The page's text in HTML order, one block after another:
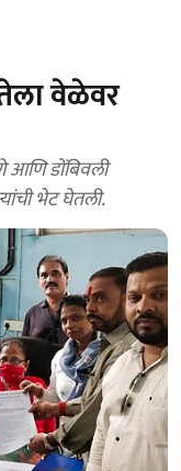
वेळेवर
आणि डोंबिवली
भेट घेतली.